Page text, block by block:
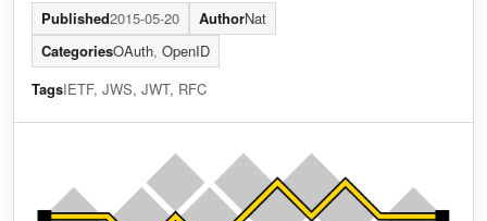
Published2015-05-20 AuthorNat
CategoriesOAuth, OpenID
TagsIETF, JWS, JWT, RFC